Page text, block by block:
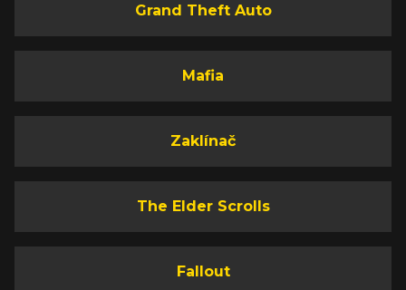
Grand Theft Auto
Mafia
Zaklínač
The Elder Scrolls
Fallout